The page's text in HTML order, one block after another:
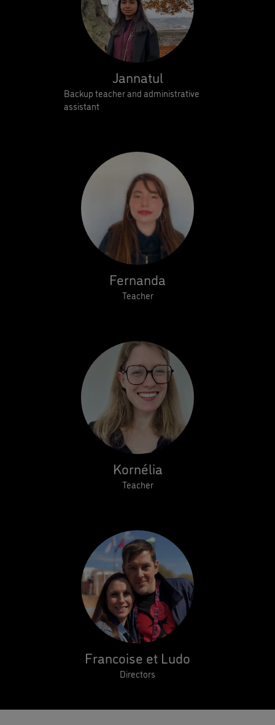
Jannatul
Backup teacher and administrative
assistant
Fernanda
Teacher
Kornélia
Teacher
Francoise et Ludo
Directors